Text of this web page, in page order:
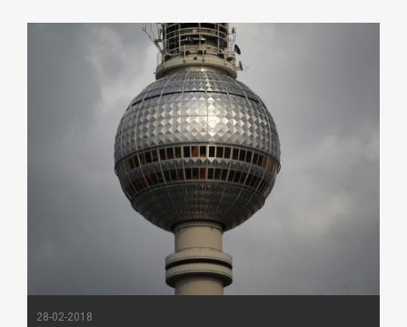
28-02-2018